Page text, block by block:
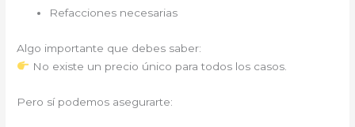
Refacciones necesarias
Algo importante que debes saber:
No existe un precio único para todos los casos.
Pero sí podemos asegurarte: